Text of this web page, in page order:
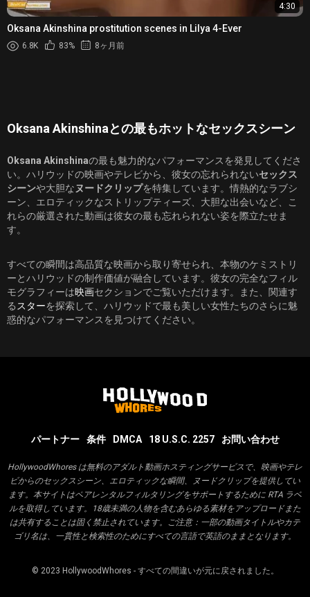
4:30
Oksana Akinshina prostitution scenes in Lilya 4-Ever
6.8K 83% 8ヶ月前
Oksana Akinshinaとの最もホットなセックスシーン
Oksana Akinshinaの最も魅力的なパフォーマンスを発見してくださ
い。ハリウッドの映画やテレビから、彼女の忘れられないセックス
シーンや大胆なヌードクリップを特集しています。情熱的なラブシ
ーン、エロティックなストリップティーズ、大胆な出会いなど、こ
れらの厳選された動画は彼女の最も忘れられない姿を際立たせま
す。
すべての瞬間は高品質な映画から取り寄せられ、本物のケミストリ
ーとハリウッドの制作価値が融合しています。彼女の完全なフィル
モグラフィーは映画セクションでご覧いただけます。また、関連す
る スターを探索して、ハリウッドで最も美しい女性たちのさらに魅
惑的なパフォーマンスを見つけてください。
パートナー 条件 DMCA 18 U.S.C. 2257 お問い合わせ
HollywoodWhores は無料のアダルト動画ホスティングサービスで、映画やテレ
ビからのセックスシーン、エロティックな瞬間、ヌードクリップを提供してい
ます。本サイトはペアレンタルフィルタリングをサポートするために RTA ラベ
ルを取得しています。18歳未満の人物を含むあらゆる素材をアップロードまた
は共有することは固く禁止されています。ご注意：一部の動画タイトルやカテ
ゴリ名は、一貫性と検索性のためにすべての言語で英語のままとなります。
© 2023 HollywoodWhores - すべての間違いが元に戻されました。